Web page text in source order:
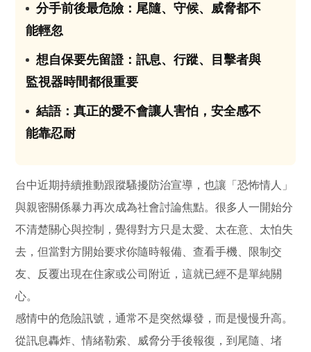
分手前後最危險：尾隨、守候、威脅都不
能輕忽
想自保要先留證：訊息、行蹤、目擊者與
監視器時間都很重要
結語：真正的愛不會讓人害怕，安全感不
能靠忍耐
台中近期持續推動跟蹤騷擾防治宣導，也讓「恐怖情人」
與親密關係暴力再次成為社會討論焦點。很多人一開始分
不清楚關心與控制，覺得對方只是太愛、太在意、太怕失
去，但當對方開始要求你隨時報備、查看手機、限制交
友、反覆出現在住家或公司附近，這就已經不是單純關
心。
感情中的危險訊號，通常不是突然爆發，而是慢慢升高。
從訊息轟炸、情緒勒索、威脅分手後報復，到尾隨、堵